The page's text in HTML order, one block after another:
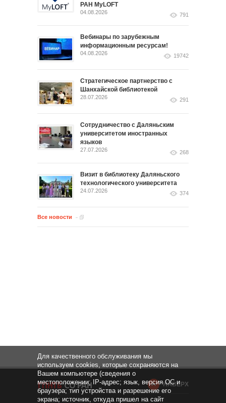
РАН MyLOFT
04.08.2026 791
Вебинары по зарубежным
информационным ресурсам!
04.08.2026 19742
Стратегическое партнерство с
Шанхайской библиотекой
28.07.2026 291
Сотрудничество с Даляньским
университетом иностранных
языков
27.07.2026 268
Визит в библиотеку Даляньского
технологического университета
24.07.2026 374
Все новости
НАВЕРХ
Для качественного обслуживания мы
используем cookies, которые сохраняются на
Вашем компьютере (сведения о
местоположении; IP-адрес; язык, версия ОС и
браузера; тип устройства и разрешение его
экрана; источник, откуда пришел на сайт